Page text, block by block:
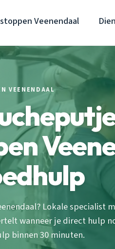
Veenendaal
VEENENDAAL
Lokale specialist
wanneer je direct hulp
binnen 30 minuten.